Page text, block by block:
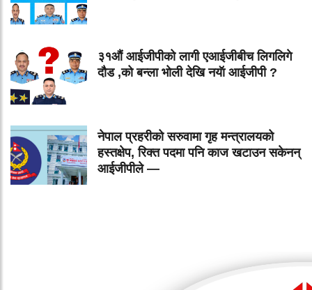
३१औं आईजीपीको लागी एआईजीबीच लिगलिगे
दौड ,को बन्ला भोली देखि नयॅा आईजीपी ?
नेपाल प्रहरीको सरुवामा गृह मन्त्रालयको
हस्तक्षेप, रिक्त पदमा पनि काज खटाउन सकेनन्
आईजीपीले —